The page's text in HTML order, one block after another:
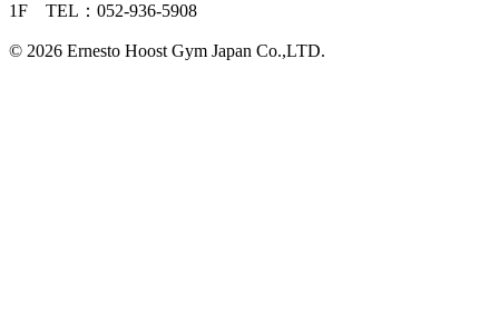
1F TEL：052-936-5908
© 2026 Ernesto Hoost Gym Japan Co.,LTD.